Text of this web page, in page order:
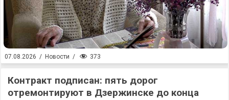
07.08.2026 / Новости / 373
Контракт подписан: пять дорог
отремонтируют в Дзержинске до конца